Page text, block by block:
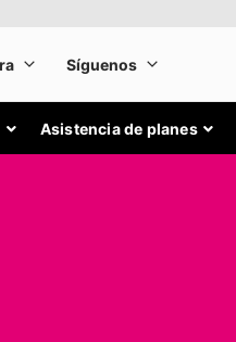
Asistencia de planes